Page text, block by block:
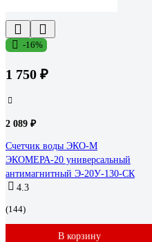
-16%
1 750 ₽
2 089 ₽
Счетчик воды ЭКО-М
ЭКОМЕРА-20 универсальный
антимагнитный Э-20У-130-СК
4.3
(144)
В корзину